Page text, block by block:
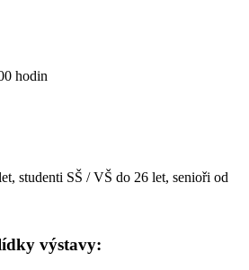
hodin
studenti SŠ / VŠ do 26 let, senioři od
výstavy: